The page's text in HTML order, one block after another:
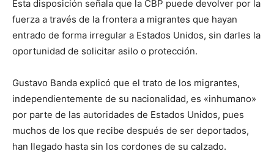
Esta disposición señala que la CBP puede devolver por la
fuerza a través de la frontera a migrantes que hayan
entrado de forma irregular a Estados Unidos, sin darles la
oportunidad de solicitar asilo o protección.
Gustavo Banda explicó que el trato de los migrantes,
independientemente de su nacionalidad, es «inhumano»
por parte de las autoridades de Estados Unidos, pues
muchos de los que recibe después de ser deportados,
han llegado hasta sin los cordones de su calzado.